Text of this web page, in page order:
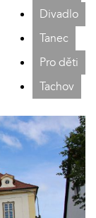
Divadlo
Tanec
Pro děti
Tachov